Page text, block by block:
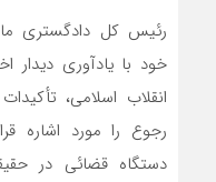
رئیس کل دادگستری
خود با یادآوری دیدار
انقلاب اسلامی،
رجوع را مورد اشاره
دستگاه قضائی در